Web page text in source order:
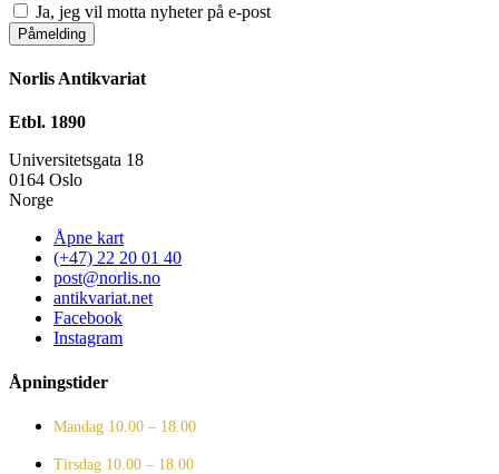
Ja, jeg vil motta nyheter på e-post
Påmelding
Norlis Antikvariat
Etbl. 1890
Universitetsgata 18
0164 Oslo
Norge
Åpne kart
(+47) 22 20 01 40
post@norlis.no
antikvariat.net
Facebook
Instagram
Åpningstider
Mandag 10.00 – 18.00
Tirsdag 10.00 – 18.00